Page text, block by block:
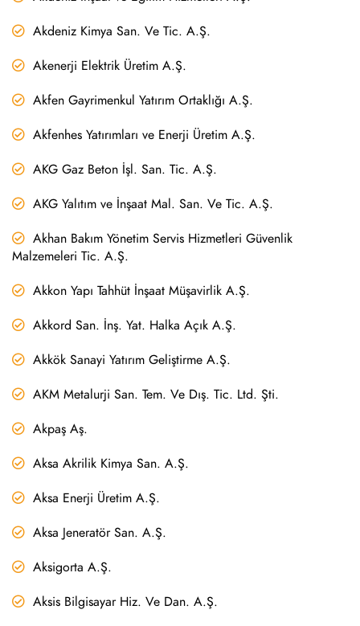
Akdeniz Kimya San. Ve Tic. A.Ş.
Akenerji Elektrik Üretim A.Ş.
Akfen Gayrimenkul Yatırım Ortaklığı A.Ş.
Akfenhes Yatırımları ve Enerji Üretim A.Ş.
AKG Gaz Beton İşl. San. Tic. A.Ş.
AKG Yalıtım ve İnşaat Mal. San. Ve Tic. A.Ş.
Akhan Bakım Yönetim Servis Hizmetleri Güvenlik
Malzemeleri Tic. A.Ş.
Akkon Yapı Tahhüt İnşaat Müşavirlik A.Ş.
Akkord San. İnş. Yat. Halka Açık A.Ş.
Akkök Sanayi Yatırım Geliştirme A.Ş.
AKM Metalurji San. Tem. Ve Dış. Tic. Ltd. Şti.
Akpaş Aş.
Aksa Akrilik Kimya San. A.Ş.
Aksa Enerji Üretim A.Ş.
Aksa Jeneratör San. A.Ş.
Aksigorta A.Ş.
Aksis Bilgisayar Hiz. Ve Dan. A.Ş.